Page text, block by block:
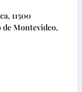
11500
Montevideo,